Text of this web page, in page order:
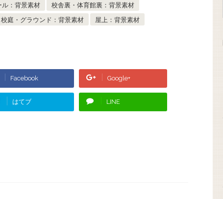
ル：背景素材
校舎裏・体育館裏：背景素材
校庭・グラウンド：背景素材
屋上：背景素材
Facebook Google+
はてブ LINE